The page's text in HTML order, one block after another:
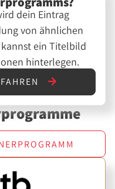
dein Eintrag
von ähnlichen
ein Titelbild
hinterlegen.